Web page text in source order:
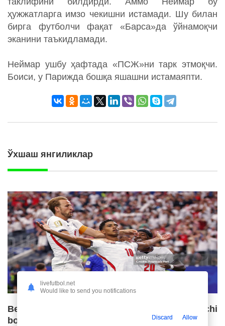
ҳужжатларга имзо чекишни истамади. Шу билан
бирга футболчи фақат «Барса»да ўйнамоқчи
эканини таъкидламади.
Неймар ушбу ҳафтада «ПСЖ»ни тарк этмоқчи.
Боиси, у Парижда бошқа яшашни истамаяпти.
Ўхшаш янгиликлар
Bellingem bu yozda «Real»dan ketmoqchi
bo‘lgan edi
livefutbol.net
Would like to send you notifications
Discard Allow